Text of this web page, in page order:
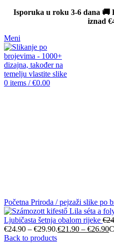
Isporuka u roku 3-6 dana
iznad
Meni
0 items / €0.00
Početna Priroda / pejzaži slike po
Ljubičasta šetnja obalom rijeke €
€24.90 – €29.90.€21.90 – €26.90
Back to products